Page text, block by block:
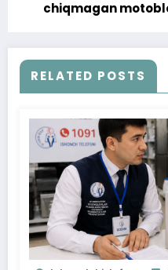
chiqmagan
RELATED POSTS